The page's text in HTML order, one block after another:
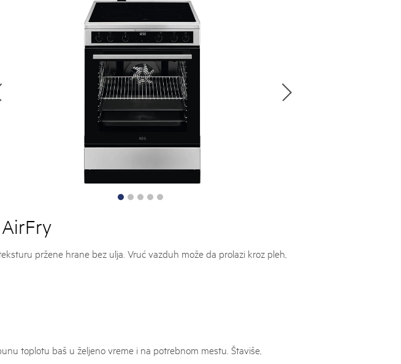
pržene hrane bez ulja. Vruć vazduh može da prolazi kroz pleh,
toplotu baš u željeno vreme i na potrebnom mestu. Štaviše,